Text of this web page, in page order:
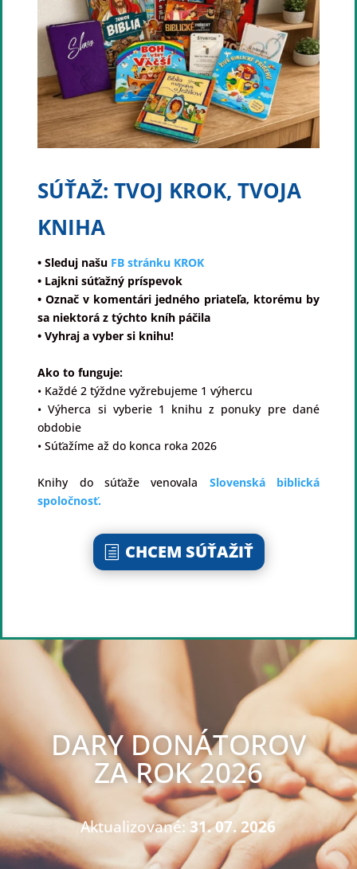
SÚŤAŽ: TVOJ KROK, TVOJA
KNIHA
• Sleduj našu FB stránku KROK
• Lajkni súťažný príspevok
• Označ v komentári jedného priateľa, ktorému by
sa niektorá z týchto kníh páčila
• Vyhraj a vyber si knihu!
Ako to funguje:
• Každé 2 týždne vyžrebujeme 1 výhercu
• Výherca si vyberie 1 knihu z ponuky pre dané
obdobie
• Súťažíme až do konca roka 2026
Knihy do súťaže venovala
Slovenská biblická
spoločnosť.
CHCEM SÚŤAŽIŤ
DARY DONÁTOROV
ZA ROK 2026
Aktualizované: 31. 07. 2026